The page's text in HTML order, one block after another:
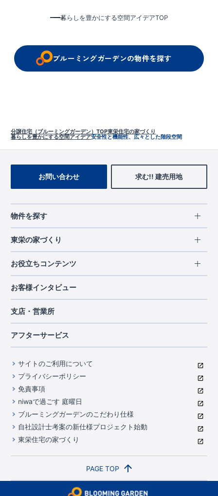
暮らしを豊かにする空間アイデアTOP
ブルーミングガーデンの物件を探す
分譲住宅（ブルーミングガーデン）TOP東栄住宅の家づくり
暮らしを豊かにする空間アイデア安全性と機能性、広々とした階段空間
お問い合わせ 求む!! 建売用地
物件を探す
エリアから探す
北海道・東北
北海道
宮城県
千葉県
中部
山梨県
静岡県
滋賀県
京都府
中国・四国
岡山県
広島県
九州・沖縄
福岡県
熊本県
路線から検索
東栄の家づくり
長期優良住宅
住宅性能評価書
ブルーミングガーデンは地震につよい<建物編>
室内空間を快適に保つ断熱性能
コストパフォーマンスに自信
充実のアフターサポート
第三者評価によるお墨付き
家づくりのプロにも選ばれるブルーミングガーデン
住んでみるとじわじわ伝わる暮らしやすさへのこだわり
自社一貫体制
お役立ちコンテンツ
ご契約までの道のり
現地見学ガイド
ご紹介制度のご案内
東栄INDEX（用語集）
お客様インタビュー
支店・営業所
アフターサービス
サイトのご利用について
プライバシーポリシー
免責事項
niwaで過ごす 庭曜日
ブルーミングガーデンのこだわり仕様
自社設計士考案の新仕様プロジェクト始動
東栄住宅の家づくり
PAGE TOP